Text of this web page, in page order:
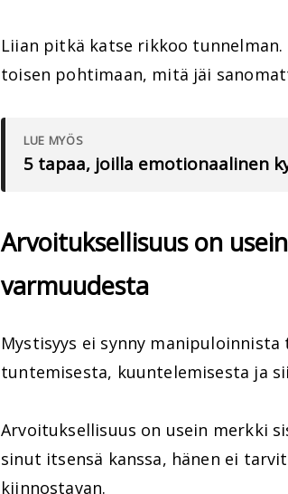
Liian pitkä katse rikkoo
toisen pohtimaan, mitä jäi
LUE MYÖS
5 tapaa, joilla emotionaalinen
Arvoituksellisuus on
varmuudesta
Mystisyys ei synny
tuntemisesta, kuuntelemisesta ja
Arvoituksellisuus on usein merkki
sinut itsensä kanssa, hänen ei
kiinnostavan.